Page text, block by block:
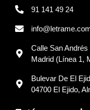
91 141 49 24
Calle San Andrés
Madrid (Línea 1,
Bulevar De El
04700 El Ejido,